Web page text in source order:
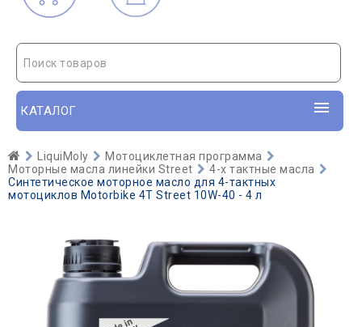
Поиск товаров
КАТАЛОГ
LiquiMoly
Мотоциклетная программа
Моторные масла линейки Street
4-х тактные масла
Синтетическое моторное масло для 4-тактных
мотоциклов Motorbike 4T Street 10W-40 - 4 л